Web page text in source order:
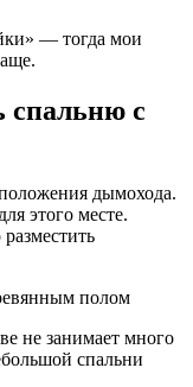
— тогда мои
спальню с
дымохода.
этого месте.
не занимает много
спальни